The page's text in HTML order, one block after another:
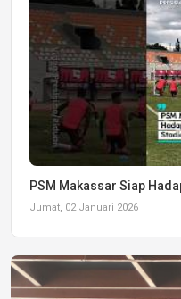
PSM Makassar Siap
Jumat, 02 Januari 2026